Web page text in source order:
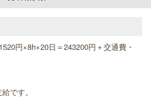
円×8h×20日＝243200円＋交通費・
です。